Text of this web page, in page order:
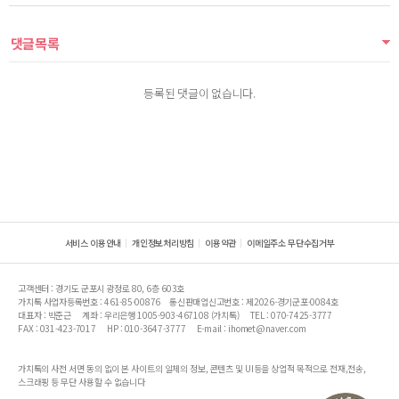
댓글목록
등록된 댓글이 없습니다.
서비스 이용안내 개인정보처리방침 이용약관 이메일주소 무단수집거부
고객센터 : 경기도 군포시 광정로 80, 6층 603호
가치톡 사업자등록번호 : 461-85-00876
통신판매업신고번호 : 제2026-경기군포-0084호
대표자 : 박준근
계좌 : 우리은행 1005-903-467108 (가치톡)
TEL : 070-7425-3777
FAX : 031-423-7017
HP : 010-3647-3777 E-mail : ihomet@naver.com
가치톡의 사전 서면 동의 없이 본 사이트의 일체의 정보, 콘텐츠 및 UI등을 상업적 목적으로 전재,전송,
스크래핑 등 무단 사용할 수 없습니다